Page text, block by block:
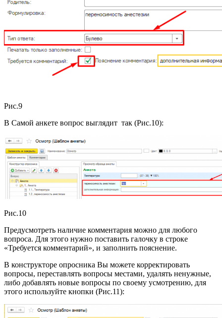
Рис.9
В Самой анкете вопрос выглядит так (Рис.10):
Рис.10
Предусмотреть наличие комментария можно для любого
вопроса. Для этого нужно поставить галочку в строке
«Требуется комментарий», и заполнить пояснение.
В конструкторе опросника Вы можете корректировать
вопросы, переставлять вопросы местами, удалять ненужные,
либо добавлять новые вопросы по своему усмотрению, для
этого используйте кнопки (Рис.11):